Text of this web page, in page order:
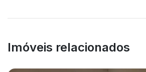
Imóveis relacionados